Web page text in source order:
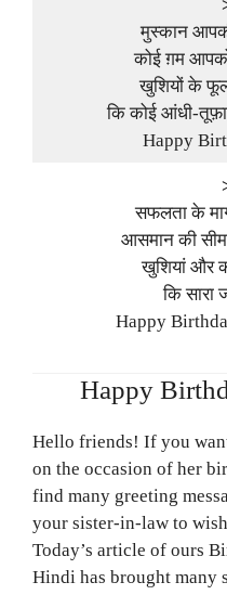
मुस्कान
कोई ग़म
खुशियों के
कि कोई आंधी-
Happy
सफलता के
आसमान की
खुशियां और
कि सारा
Happy
Happy
Hello friends! If you
on the occasion of her
find many greeting
your sister-in-law to
Today’s article of ours
Hindi has brought many